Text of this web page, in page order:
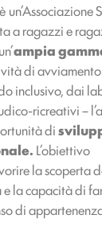
è un’Associazione
a ragazzi e
ampia
di
inclusivo, dai
ricreativi –
di
L’obiettivo
la scoperta
e la capacità di
di